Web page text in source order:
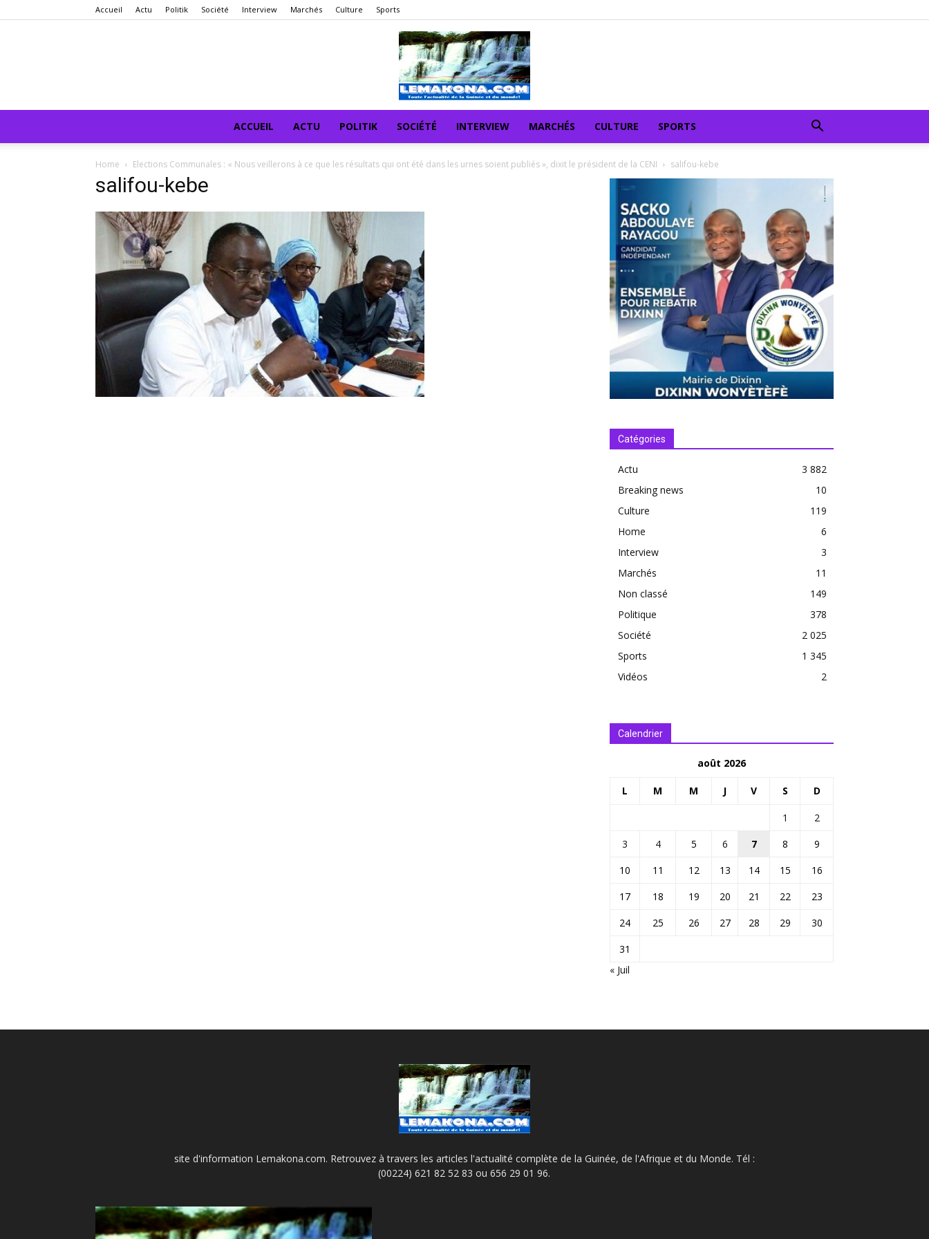
Accueil Actu Politik Société Interview Marchés Culture Sports
ACCUEIL ACTU POLITIK SOCIÉTÉ INTERVIEW MARCHÉS CULTURE SPORTS
Home Elections Communales : « Nous veillerons à ce que les résultats qui ont été dans les urnes soient publiés », dixit le président de la CENI salifou-kebe
salifou-kebe
Catégories
Actu
3 882
Breaking news
10
Culture
119
Home
6
Interview
3
Marchés
11
Non classé
149
Politique
378
Société
2 025
Sports
1 345
Vidéos
2
Calendrier
août 2026
L M M J V S D
1
2
3
4 5 6 7 8
9
10
11 12 13 14 15
16
17
18 19 20 21 22
23
24
25 26 27 28 29
30
31
« Juil
site d'information Lemakona.com. Retrouvez à travers les articles l'actualité complète de la Guinée, de l'Afrique et du Monde. Tél :
(00224) 621 82 52 83 ou 656 29 01 96.